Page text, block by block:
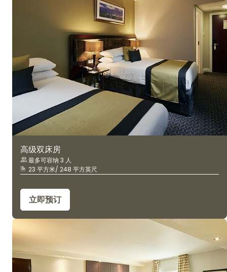
高级双床房
最多可容纳 3 人
23 平方米/ 248 平方英尺
立即预订